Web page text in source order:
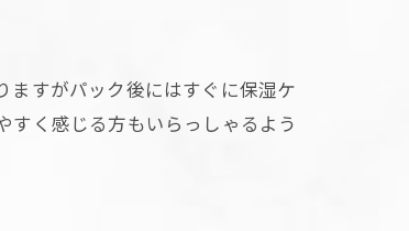
ますがパック後にはすぐに保湿ケ
すく感じる方もいらっしゃるよう